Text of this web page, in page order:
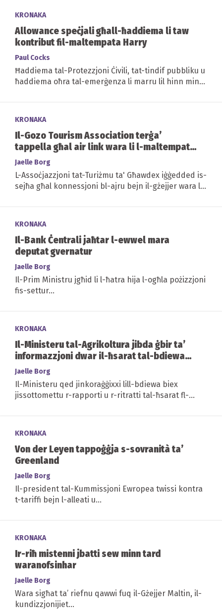
KRONAKA
Allowance speċjali għall-ħaddiema li taw
kontribut fil-maltempata Harry
Paul Cocks
Ħaddiema tal-Protezzjoni Ċivili, tat-tindif pubbliku u
ħaddiema oħra tal-emerġenza li marru lil hinn minn
KRONAKA
Il-Gozo Tourism Association terġa’
tappella għal air link wara li l-maltempata
waqqfet is-servizzi tal-vapur
Jaelle Borg
L-Assoċjazzjoni tat-Turiżmu ta' Għawdex iġġedded is-
sejħa għal konnessjoni bl-ajru bejn il-gżejjer wara li
KRONAKA
Il-Bank Ċentrali jaħtar l-ewwel mara
deputat gvernatur
Jaelle Borg
Il-Prim Ministru jgħid li l-ħatra hija l-ogħla pożizzjoni
fis-settur...
KRONAKA
Il-Ministeru tal-Agrikoltura jibda ġbir ta’
informazzjoni dwar il-ħsarat tal-bdiewa
wara l-maltemp
Jaelle Borg
Il-Ministeru qed jinkoraġġixxi lill-bdiewa biex
jissottomettu r-rapporti u r-ritratti tal-ħsarat fl-
KRONAKA
Von der Leyen tappoġġja s-sovranità ta’
Greenland
Jaelle Borg
Il-president tal-Kummissjoni Ewropea twissi kontra
t-tariffi bejn l-alleati u...
KRONAKA
Ir-riħ mistenni jbatti sew minn tard
waranofsinhar
Jaelle Borg
Wara sigħat ta’ riefnu qawwi fuq il-Gżejjer Maltin, il-
kundizzjonijiet...